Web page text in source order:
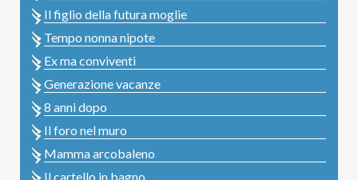
Il figlio della futura moglie
Tempo nonna nipote
Ex ma conviventi
Generazione vacanze
8 anni dopo
Il foro nel muro
Mamma arcobaleno
Il cartello in bagno